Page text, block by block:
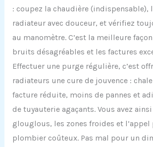
: coupez la chaudière (indispensable),
radiateur avec douceur, et vérifiez
au manomètre. C’est la meilleure
bruits désagréables et les factures
Effectuer une purge régulière, c’est
radiateurs une cure de jouvence :
facture réduite, moins de pannes et
de tuyauterie agaçants. Vous avez
glouglous, les zones froides et
plombier coûteux. Pas mal pour un